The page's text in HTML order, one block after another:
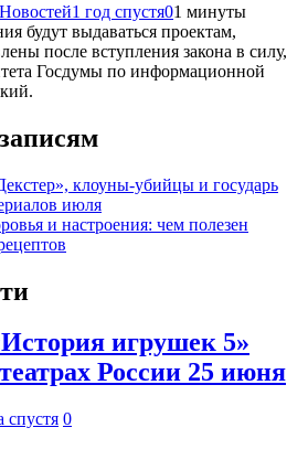
1 год спустя01 минуты
будут выдаваться проектам,
после вступления закона в силу,
Госдумы по информационной
клоуны-убийцы и государь
июля
и настроения: чем полезен
игрушек 5»
России 25 июня
спустя 0